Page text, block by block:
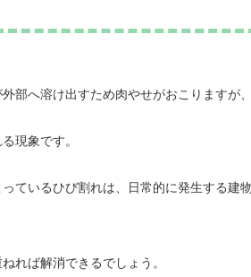
部へ溶け出すため肉やせがおこりますが
現象です。
ているひび割れは、日常的に発生する建
れば解消できるでしょう。